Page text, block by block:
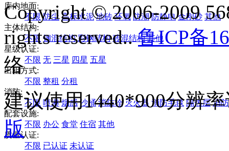
库内地面:
不限 防尘 高标水泥 地砖 环氧 防潮 防静电 金刚砂 其他
主体结构:
不限 钢混结构 彩钢结构 砖混结构 其他
星级认证:
不限 无 三星 四星 五星
出租方式:
不限 整租 分租
消防:
不限 喷淋 烟感 沙桶 消防栓 灭火器 消防毛毯 隔热层 消
配套设施:
不限 办公 食堂 住宿 其他
质量认证:
不限 已认证 未认证
Copyright © 2006-2009
rights reserved..鲁ICP备
络
建议使用1440*900分辨
版